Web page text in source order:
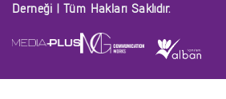
Derneği | Tüm Hakları Saklıdır.